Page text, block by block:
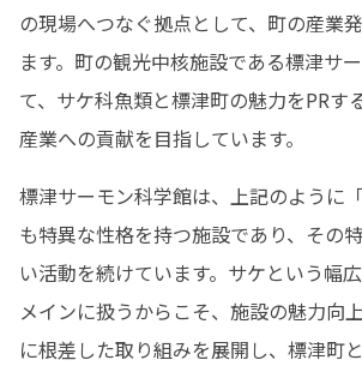
の現場へつなぐ拠点として、町の産業
ます。町の観光中核施設である標津サ
て、サケ科魚類と標津町の魅力をPRす
産業への貢献を目指しています。
標津サーモン科学館は、上記のように
も特異な性格を持つ施設であり、その
い活動を続けています。サケという幅
メインに扱うからこそ、施設の魅力向
に根差した取り組みを展開し、標津町